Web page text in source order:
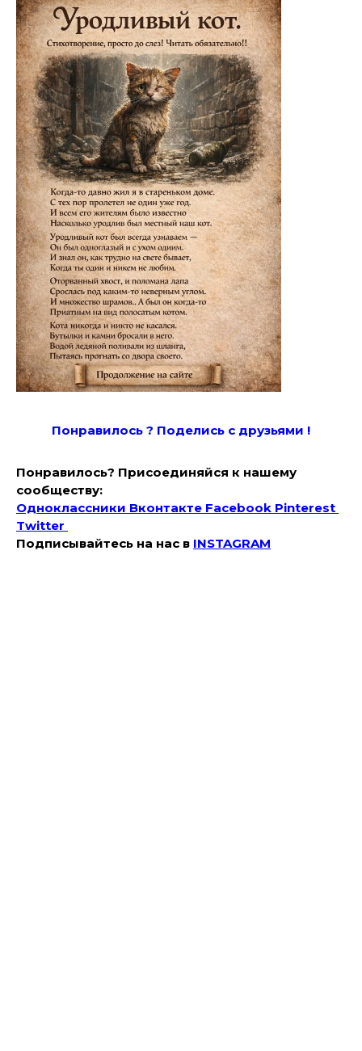
Понравилось ? Поделись с друзьями !
Понравилось? Присоединяйся к нашему
сообществу:
Одноклассники Вконтакте Facebook Pinterest
Twitter
Подписывайтесь на наc в INSTAGRAM